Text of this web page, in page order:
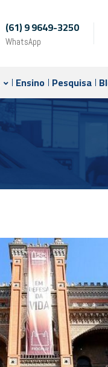
(61) 9 9649-3250
WhatsApp
Ensino Pesquisa